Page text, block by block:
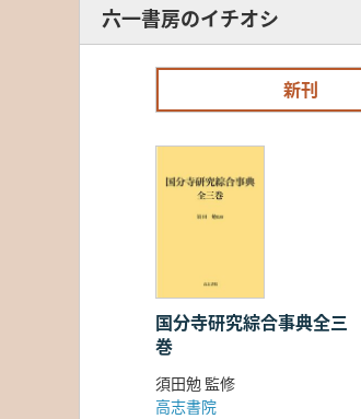
六一書房のイチオシ
新刊
国分寺研究綜合事典全三
巻
須田勉 監修
高志書院